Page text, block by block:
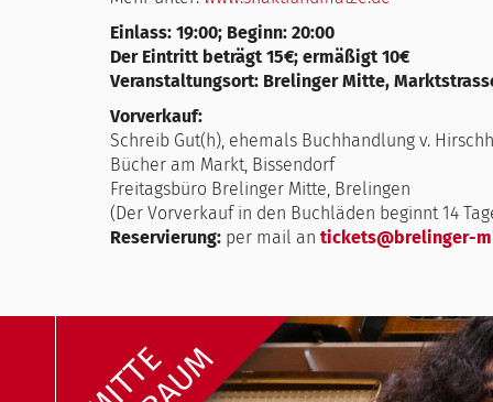
Einlass: 19:00; Beginn: 20:00
Der Eintritt beträgt 15€; ermäßigt 10€
Veranstaltungsort: Brelinger Mitte,
Vorverkauf:
Schreib Gut(h), ehemals Buchhandlung v.
Bücher am Markt, Bissendorf
Freitagsbüro Brelinger Mitte, Brelingen
(Der Vorverkauf in den Buchläden beginnt 14
Reservierung: per mail an tickets@brelinger-
MITTE